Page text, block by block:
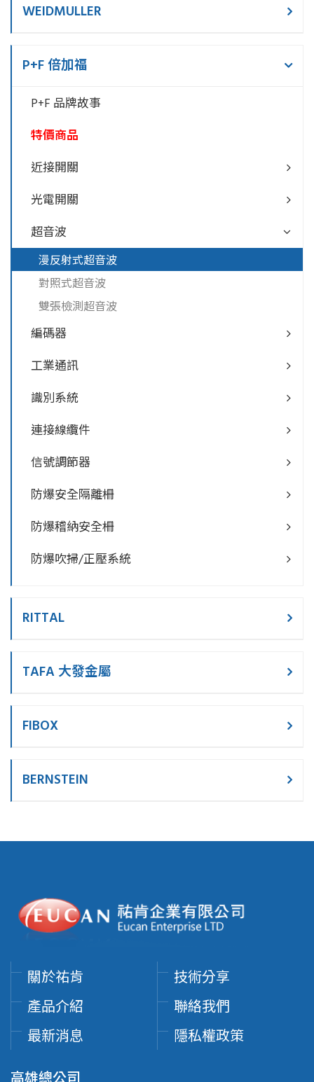
WEIDMULLER
P+F 倍加福
P+F 品牌故事
特價商品
近接開關
光電開關
超音波
漫反射式超音波
對照式超音波
雙張檢測超音波
編碼器
工業通訊
識別系統
連接線纜件
信號調節器
防爆安全隔離柵
防爆稽納安全柵
防爆吹掃/正壓系統
RITTAL
TAFA 大發金屬
FIBOX
BERNSTEIN
關於祐肯
產品介紹
最新消息
技術分享
聯絡我們
隱私權政策